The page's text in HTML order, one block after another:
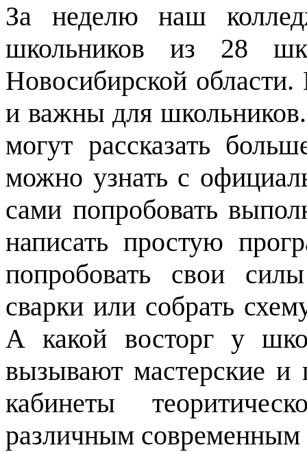
За неделю наш
школьников из 28
Новосибирской
и важны для
могут рассказать
можно узнать с
сами попробовать
написать простую
попробовать свои
сварки или собрать
А какой восторг у
вызывают мастерские и
кабинеты
различным современным